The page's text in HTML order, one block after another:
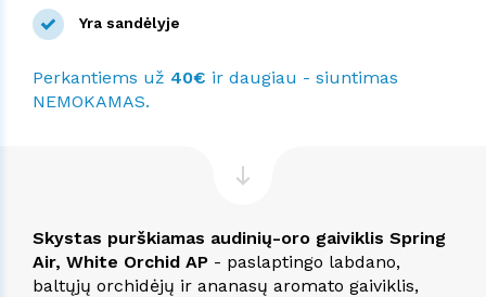
Yra sandėlyje
Perkantiems už 40€ ir daugiau - siuntimas
NEMOKAMAS.
Skystas purškiamas audinių-oro gaiviklis Spring
Air, White Orchid AP - paslaptingo labdano,
baltųjų orchidėjų ir ananasų aromato gaiviklis,